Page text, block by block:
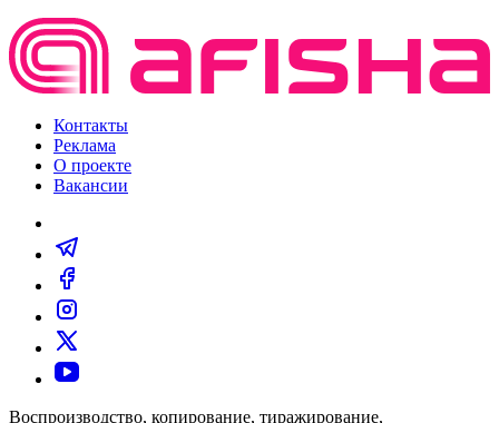
Контакты
Реклама
О проекте
Вакансии
Воспроизводство, копирование, тиражирование,